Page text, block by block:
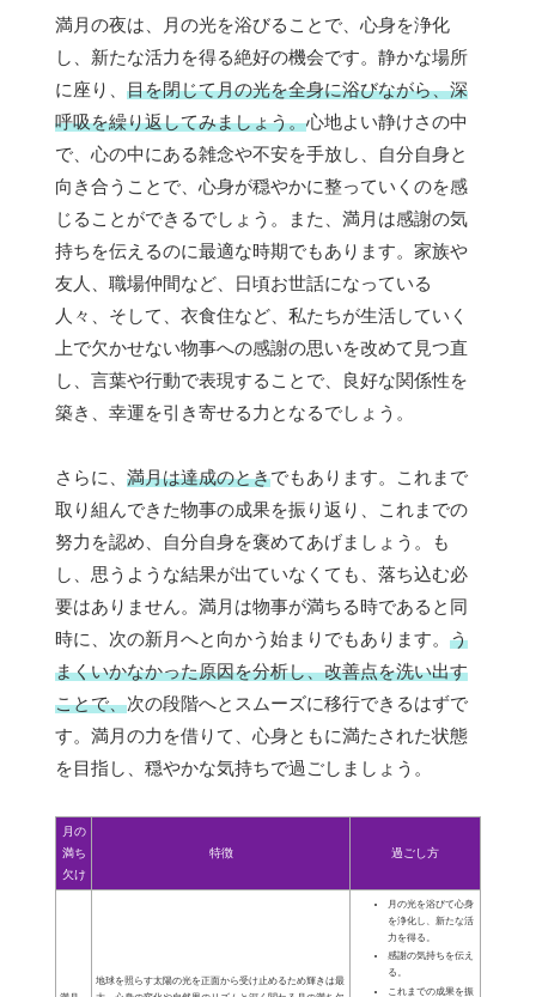
満月の夜は、月の光を浴びることで、心身を浄化
し、新たな活力を得る絶好の機会です。静かな場所
に座り、 目を閉じて月の光を全身に浴びながら、深
呼吸を繰り返してみましょう。心地よい静けさの中
で、心の中にある雑念や不安を手放し、自分自身と
向き合うことで、心身が穏やかに整っていくのを感
じることができるでしょう。また、満月は感謝の気
持ちを伝えるのに最適な時期でもあります。家族や
友人、職場仲間など、日頃お世話になっている
人々、そして、衣食住など、私たちが生活していく
上で欠かせない物事への感謝の思いを改めて見つ直
し、言葉や行動で表現することで、良好な関係性を
築き、幸運を引き寄せる力となるでしょう。
さらに、 満月は達成のときでもあります。これまで
取り組んできた物事の成果を振り返り、これまでの
努力を認め、自分自身を褒めてあげましょう。も
し、思うような結果が出ていなくても、落ち込む必
要はありません。満月は物事が満ちる時であると同
時に、次の新月へと向かう始まりでもあります。 う
まくいかなかった原因を分析し、改善点を洗い出す
ことで、次の段階へとスムーズに移行できるはずで
す。満月の力を借りて、心身ともに満たされた状態
を目指し、穏やかな気持ちで過ごしましょう。
月の
満ち
欠け
特徴 過ごし方
地球を照らす太陽の光を正面から受け止めるため輝きは最
月の光を浴びて心身
を浄化し、新たな活
力を得る。
感謝の気持ちを伝え
る。
これまでの成果を振